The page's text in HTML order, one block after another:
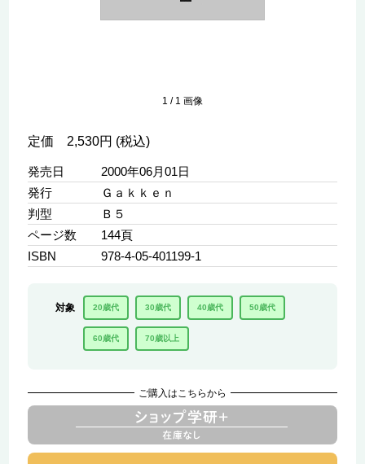
1 / 1 画像
定価 2,530円 (税込)
発売日
2000年06月01日
発行
Ｇａｋｋｅｎ
判型
Ｂ５
ページ数
144頁
ISBN
978-4-05-401199-1
対象 20歳代 30歳代 40歳代 50歳代
60歳代 70歳以上
ご購入はこちらから